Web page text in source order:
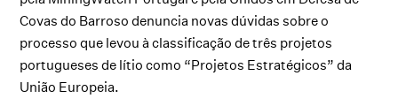
Covas do Barroso denuncia novas dúvidas sobre o
processo que levou à classificação de três projetos
portugueses de lítio como “Projetos Estratégicos” da
União Europeia.